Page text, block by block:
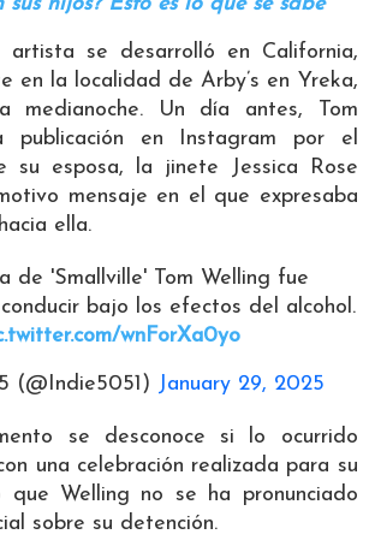
artista se desarrolló en California,
en la localidad de Arby’s en Yreka,
medianoche. Un día antes, Tom
publicación en Instagram por el
su esposa, la jinete Jessica Rose
mensaje en el que expresaba
ella.
de 'Smallville' Tom Welling fue
bajo los efectos del alcohol.
wnForXa0yo
(@Indie5051) January 29, 2025
se desconoce si lo ocurrido
una celebración realizada para su
que Welling no se ha pronunciado
sobre su detención.